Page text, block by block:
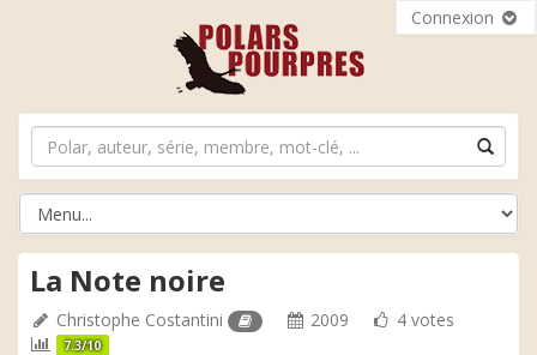
Connexion
La Note noire
Christophe Costantini 2009 4 votes
7.3/10